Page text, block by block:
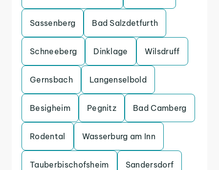
Sassenberg Bad Salzdetfurth
Schneeberg Dinklage Wilsdruff
Gernsbach Langenselbold
Besigheim Pegnitz Bad Camberg
Rodental Wasserburg am Inn
Tauberbischofsheim Sandersdorf